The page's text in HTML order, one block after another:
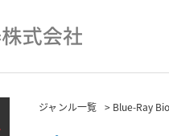
ジャンル一覧 > Blue-Ray